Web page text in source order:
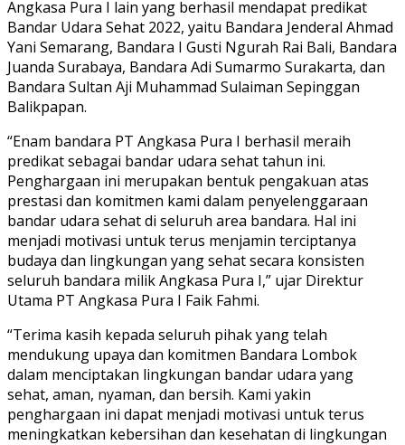
Angkasa Pura I lain yang berhasil mendapat predikat
Bandar Udara Sehat 2022, yaitu Bandara Jenderal Ahmad
Yani Semarang, Bandara I Gusti Ngurah Rai Bali, Bandara
Juanda Surabaya, Bandara Adi Sumarmo Surakarta, dan
Bandara Sultan Aji Muhammad Sulaiman Sepinggan
Balikpapan.
“Enam bandara PT Angkasa Pura I berhasil meraih
predikat sebagai bandar udara sehat tahun ini.
Penghargaan ini merupakan bentuk pengakuan atas
prestasi dan komitmen kami dalam penyelenggaraan
bandar udara sehat di seluruh area bandara. Hal ini
menjadi motivasi untuk terus menjamin terciptanya
budaya dan lingkungan yang sehat secara konsisten
seluruh bandara milik Angkasa Pura I,” ujar Direktur
Utama PT Angkasa Pura I Faik Fahmi.
“Terima kasih kepada seluruh pihak yang telah
mendukung upaya dan komitmen Bandara Lombok
dalam menciptakan lingkungan bandar udara yang
sehat, aman, nyaman, dan bersih. Kami yakin
penghargaan ini dapat menjadi motivasi untuk terus
meningkatkan kebersihan dan kesehatan di lingkungan